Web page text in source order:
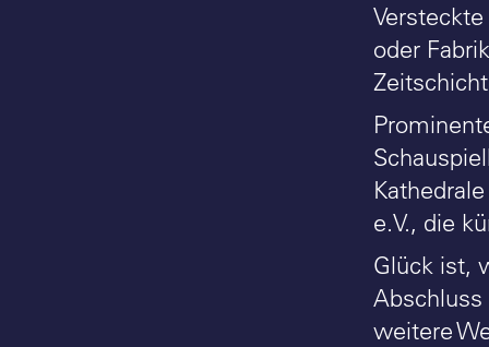
oder
e.V., die
Glück ist,
Abschluss
weitere